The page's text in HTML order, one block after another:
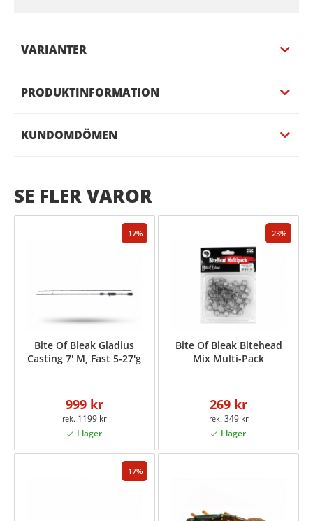
VARIANTER
PRODUKTINFORMATION
KUNDOMDÖMEN
SE FLER VAROR
17
Bite Of Bleak Gladius
Casting 7' M, Fast 5-27'g
999 kr
1199 kr
23
Bite Of Bleak Bitehead
Mix Multi-Pack
269 kr
349 kr
17